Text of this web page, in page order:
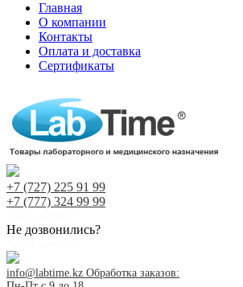
Главная
О компании
Контакты
Оплата и доставка
Сертификаты
+7 (727) 225 91 99
+7 (777) 324 99 99
Не дозвонились?
info@labtime.kz Обработка заказов: